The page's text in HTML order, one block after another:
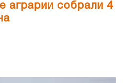
аграрии собрали 4